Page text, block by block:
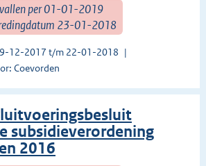
per 01-01-2019
23-01-2018
12-2017 t/m 22-01-2018
Coevorden
subsidieverordening
2016